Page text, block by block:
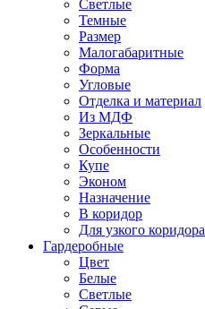
Светлые
Темные
Размер
Малогабаритные
Форма
Угловые
Отделка и материал
Из МДФ
Зеркальные
Особенности
Купе
Эконом
Назначение
В коридор
Для узкого коридора
Гардеробные
Цвет
Белые
Светлые